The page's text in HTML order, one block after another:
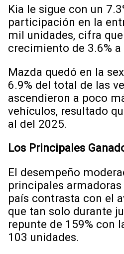
Kia le sigue con un
participación en la
mil unidades, cifra
crecimiento de 3.6% a
Mazda quedó en la
6.9% del total de las
ascendieron a poco
vehículos, resultado
al del 2025.
Los Principales
El desempeño
principales
país contrasta con el
que tan solo durante
repunte de 159% con
103 unidades.